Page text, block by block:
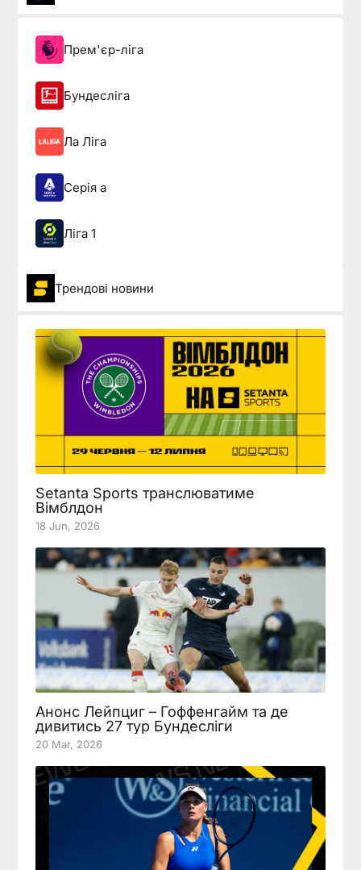
Прем'єр-ліга
Бундесліга
Ла Ліга
Серія а
Ліга 1
Трендові новини
Setanta Sports транслюватиме
Вімблдон
18 Jun, 2026
Анонс Лейпциг – Гоффенгайм та де
дивитись 27 тур Бундесліги
20 Mar, 2026